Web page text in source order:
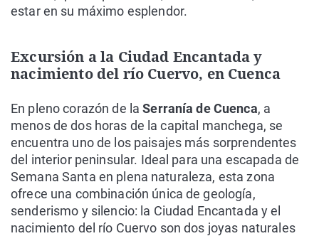
estar en su máximo esplendor.
Excursión a la Ciudad Encantada y
nacimiento del río Cuervo, en Cuenca
En pleno corazón de laSerranía de Cuenca, a
menos de dos horas de la capital manchega, se
encuentra uno de los paisajes más sorprendentes
del interior peninsular. Ideal para una escapada de
Semana Santa en plena naturaleza, esta zona
ofrece una combinación única de geología,
senderismo y silencio: la Ciudad Encantada y el
nacimiento del río Cuervo son dos joyas naturales